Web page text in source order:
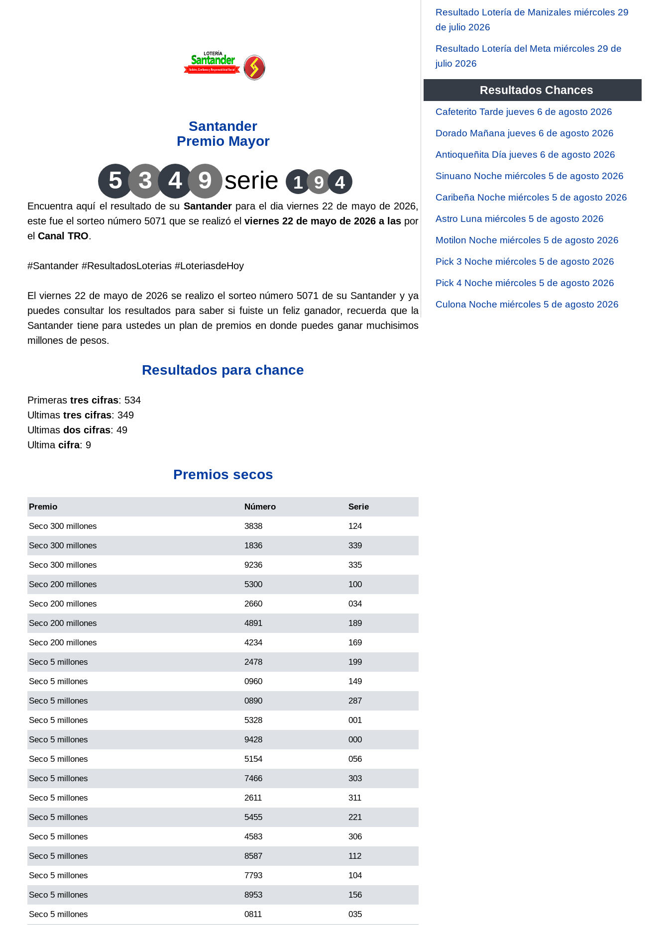
Lotería de Medellín
Lotería de Santander
Extra de Colombia
Antioqueñita Día
Astro Luna
Caribeña Noche
Chontico Día
Chontico Noche
Culona día
Culona noche
Dorado Mañana
Dorado Tarde
Dorado Noche
Fantástica Día
Fantástica Noche
Motilon Tarde
Motilon Noche
Santander
Premio Mayor
5 3 4 9 serie 1 9 4
Encuentra aquí el resultado de su Santanderpara el dia viernes 22 de mayo de 2026,
este fue el sorteo número 5071 que se realizó elviernes 22 de mayo de 2026 a las por
el Canal TRO.
#Santander #ResultadosLoterias #LoteriasdeHoy
El viernes 22 de mayo de 2026 se realizo el sorteo número 5071 de su Santander y ya
puedes consultar los resultados para saber si fuiste un feliz ganador, recuerda que la
Santander tiene para ustedes un plan de premios en donde puedes ganar muchisimos
millones de pesos.
Resultados para chance
Primeras tres cifras: 534
Ultimas tres cifras: 349
Ultimas dos cifras: 49
Ultima cifra: 9
Premios secos
Premio Número Serie
Seco 300 millones 3838 124
Seco 300 millones 1836 339
Seco 300 millones 9236 335
Seco 200 millones 5300 100
Seco 200 millones 2660 034
Seco 200 millones 4891 189
Seco 200 millones 4234 169
Seco 5 millones 2478 199
Seco 5 millones 0960 149
Seco 5 millones 0890 287
Seco 5 millones 5328 001
Seco 5 millones 9428 000
Seco 5 millones 5154 056
Seco 5 millones 7466 303
Seco 5 millones 2611 311
Seco 5 millones 5455 221
Seco 5 millones 4583 306
Seco 5 millones 8587 112
Seco 5 millones 7793 104
Seco 5 millones 8953 156
Seco 5 millones 0811 035
Resultado Lotería de Manizales miércoles 29
de julio 2026
Resultado Lotería del Meta miércoles 29 de
julio 2026
Resultados Chances
Cafeterito Tarde jueves 6 de agosto 2026
Dorado Mañana jueves 6 de agosto 2026
Antioqueñita Día jueves 6 de agosto 2026
Sinuano Noche miércoles 5 de agosto 2026
Caribeña Noche miércoles 5 de agosto 2026
Astro Luna miércoles 5 de agosto 2026
Motilon Noche miércoles 5 de agosto 2026
Pick 3 Noche miércoles 5 de agosto 2026
Pick 4 Noche miércoles 5 de agosto 2026
Culona Noche miércoles 5 de agosto 2026